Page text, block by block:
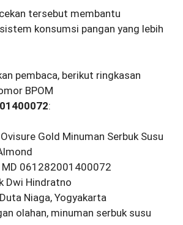
tersebut membantu
konsumsi pangan yang lebih
pembaca, berikut ringkasan
BPOM
:
Gold Minuman Serbuk Susu
MD 061282001400072
Dwi Hindratno
Niaga, Yogyakarta
olahan, minuman serbuk susu